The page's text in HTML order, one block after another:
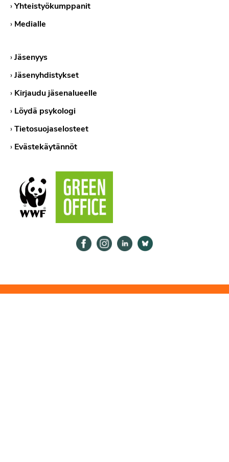
›Yhteistyökumppanit
› Medialle
›Jäsenyys
›Jäsenyhdistykset
› Kirjaudu jäsenalueelle
› Löydä psykologi
›Tietosuojaselosteet
› Evästekäytännöt